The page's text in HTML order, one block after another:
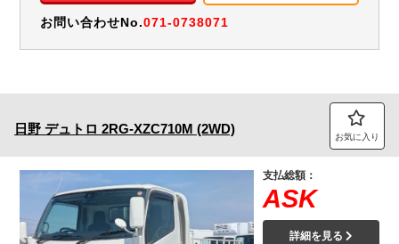
お問い合わせNo.071-0738071
日野 デュトロ 2RG-XZC710M (2WD) お気に入り
支払総額：
ASK
詳細を見る